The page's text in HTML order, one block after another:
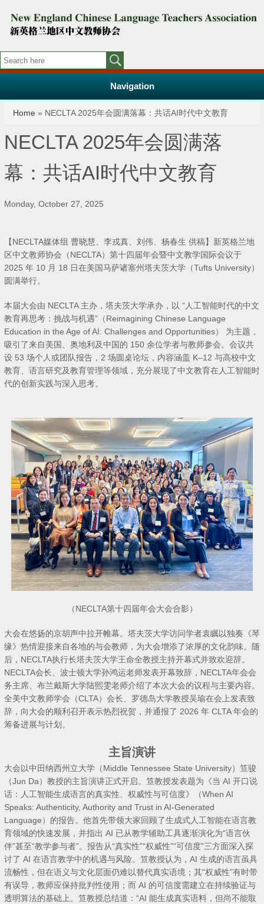
Navigation
You are here
Home » NECLTA 2025年会圆满落幕：共话AI时代中文教育
NECLTA 2025年会圆满落
幕：共话AI时代中文教育
Monday, October 27, 2025
【NECLTA媒体组 曹晓慧、李戎真、刘伟、杨春生 供稿】新英格兰地
区中文教师协会（NECLTA）第十四届年会暨中文教学国际会议于
2025 年 10 月 18 日在美国马萨诸塞州塔夫茨大学（Tufts University）
圆满举行。
本届大会由 NECLTA 主办，塔夫茨大学承办，以 “人工智能时代的中文
教育再思考：挑战与机遇”（Reimagining Chinese Language
Education in the Age of AI: Challenges and Opportunities） 为主题，
吸引了来自美国、奥地利及中国的 150 余位学者与教师参会。会议共
设 53 场个人或团队报告，2 场圆桌论坛，内容涵盖 K–12 与高校中文
教育、语言研究及教育管理等领域，充分展现了中文教育在人工智能时
代的创新实践与深入思考。
（NECLTA第十四届年会大会合影）
大会在悠扬的京胡声中拉开帷幕。塔夫茨大学访问学者袁瞩以独奏《琴
缘》热情迎接来自各地的与会教师，为大会增添了浓厚的文化韵味。随
后，NECLTA执行长塔夫茨大学王命全教授主持开幕式并致欢迎辞。
NECLTA会长、波士顿大学孙鸿运老师发表开幕致辞，NECLTA年会会
务主席、布兰戴斯大学陆熙雯老师介绍了本次大会的议程与主要内容。
全美中文教师学会（CLTA）会长、罗德岛大学教授吴瑜在会上发表致
辞，向大会的顺利召开表示热烈祝贺，并通报了 2026 年 CLTA 年会的
筹备进展与计划。
主旨演讲
大会以中田纳西州立大学（Middle Tennessee State University）笪骏
（Jun Da）教授的主旨演讲正式开启。笪教授发表题为《当 AI 开口说
话：人工智能生成语言的真实性、权威性与可信度》（When AI
Speaks: Authenticity, Authority and Trust in AI-Generated
Language）的报告。他首先带领大家回顾了生成式人工智能在语言教
育领域的快速发展，并指出 AI 已从教学辅助工具逐渐演化为“语言伙
伴”甚至“教学参与者”。报告从“真实性”“权威性”“可信度”三方面深入探
讨了 AI 在语言教学中的机遇与风险。笪教授认为，AI 生成的语言虽具
流畅性，但在语义与文化层面仍难以替代真实语境；其“权威性”有时带
有误导，教师应保持批判性使用；而 AI 的可信度需建立在持续验证与
透明算法的基础上。笪教授总结道：“AI 能生成真实语料，但尚不能取